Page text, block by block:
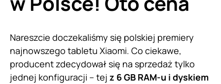
Nareszcie doczekaliśmy się polskiej premiery
najnowszego tabletu Xiaomi. Co ciekawe,
producent zdecydował się na sprzedaż tylko
jednej konfiguracji – tej z 6 GB RAM-u i dyskiem